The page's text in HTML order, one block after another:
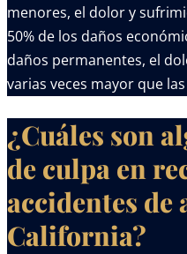
menores, el dolor y
50% de los daños
daños permanentes, el
varias veces mayor que
¿Cuáles son
de culpa en
accidentes de
California?